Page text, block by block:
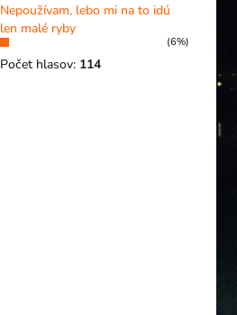
Nepoužívam, lebo mi na to idú
len malé ryby
(6%)
Počet hlasov: 114